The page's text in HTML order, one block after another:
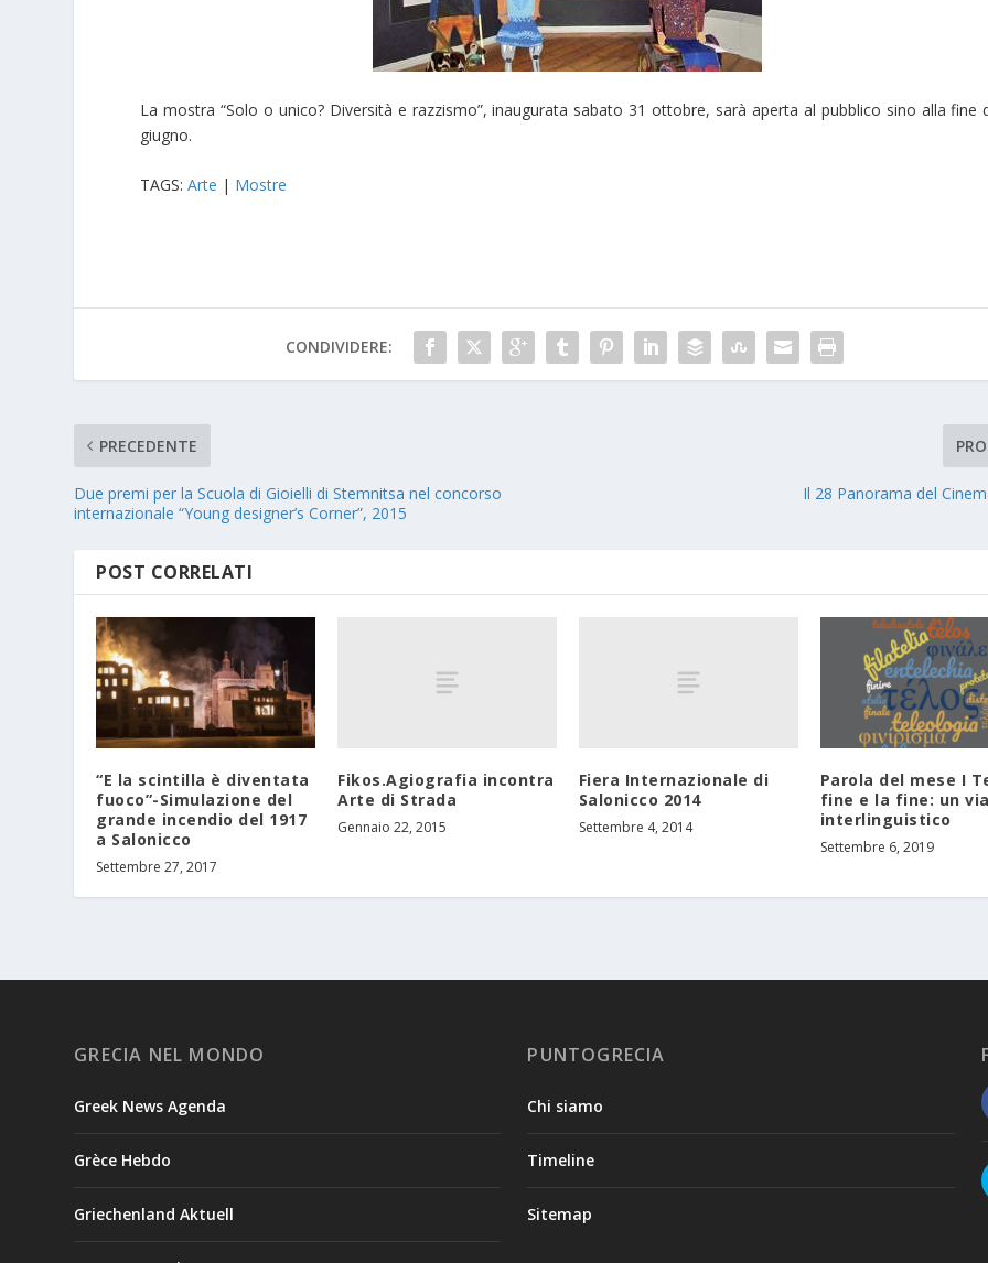
La mostra “Solo o unico? Diversità e razzismo”, inaugurata sabato 31 ottobre, sarà aperta al pubblico sino alla fine
giugno.
TAGS:Arte | Mostre
CONDIVIDERE:
PRECEDENTE
Due premi per la Scuola di Gioielli di Stemnitsa nel concorso
internazionale “Young designer’s Corner”, 2015
Il 28 Panorama del
POST CORRELATI
“E la scintilla è diventata
fuoco”-Simulazione del
grande incendio del 1917
a Salonicco
Settembre 27, 2017
Fikos.Agiografia incontra
Arte di Strada
Gennaio 22, 2015
Fiera Internazionale di
Salonicco 2014
Settembre 4, 2014
Parola del mese I
fine e la fine: un
interlinguistico
Settembre 6, 2019
GRECIA NEL MONDO
Greek News Agenda
Grèce Hebdo
Griechenland Aktuell
PUNTOGRECIA
Chi siamo
Timeline
Sitemap